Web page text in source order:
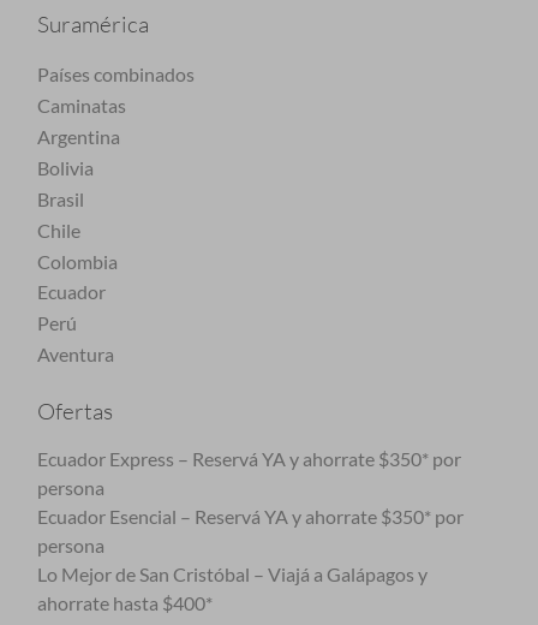
Suramérica
Países combinados
Caminatas
Argentina
Bolivia
Brasil
Chile
Colombia
Ecuador
Perú
Aventura
Ofertas
Ecuador Express – Reservá YA y ahorrate $350* por
persona
Ecuador Esencial – Reservá YA y ahorrate $350* por
persona
Lo Mejor de San Cristóbal – Viajá a Galápagos y
ahorrate hasta $400*